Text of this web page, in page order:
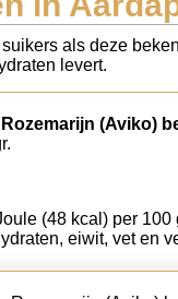
als deze
levert.
(Aviko)
(48 kcal) per 100
eiwit, vet en